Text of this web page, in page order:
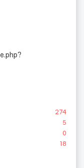
274
5
0
18